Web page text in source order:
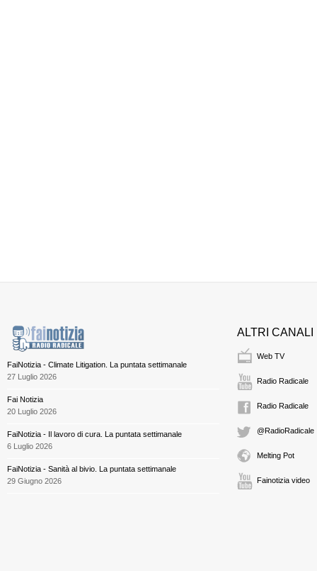
FaiNotizia - Climate Litigation. La puntata settimanale
27 Luglio 2026
Fai Notizia
20 Luglio 2026
FaiNotizia - Il lavoro di cura. La puntata settimanale
6 Luglio 2026
FaiNotizia - Sanità al bivio. La puntata settimanale
29 Giugno 2026
ALTRI CANALI
Web TV
Radio Radicale
Radio Radicale
@RadioRadicale
Melting Pot
Fainotizia video